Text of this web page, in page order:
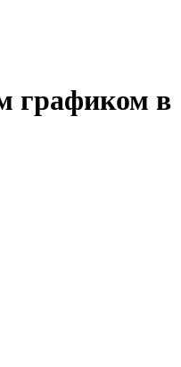
графиком в